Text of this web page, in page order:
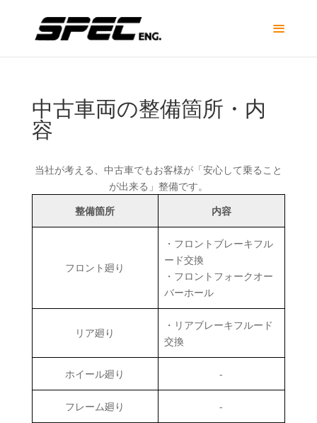
中古車両の整備箇所・内
容
当社が考える、中古車でもお客様が「安心して乗ること
が出来る」整備です。
整備箇所
内容
フロント廻り
・フロントブレーキフル
ード交換
・フロントフォークオー
バーホール
リア廻り
・リアブレーキフルード
交換
ホイール廻り -
フレーム廻り -